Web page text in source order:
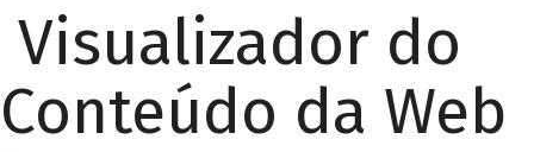
Visualizador do
Conteúdo da Web